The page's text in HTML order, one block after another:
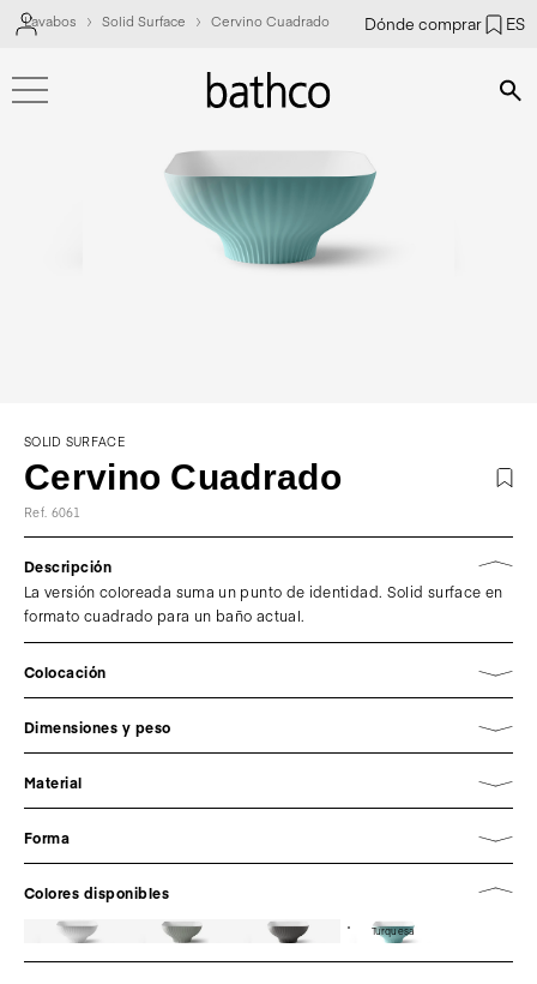
Dónde comprar ES
Lavabos Solid Surface Cervino Cuadrado
SOLID SURFACE
Cervino Cuadrado
Ref. 6061
Descripción
La versión coloreada suma un punto de identidad. Solid surface en
formato cuadrado para un baño actual.
Colocación
Dimensiones y peso
Material
Forma
Colores disponibles
Turquesa